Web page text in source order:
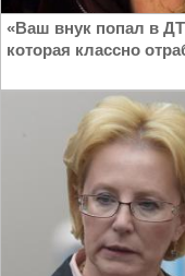
«Ваш внук попал в
которая классно